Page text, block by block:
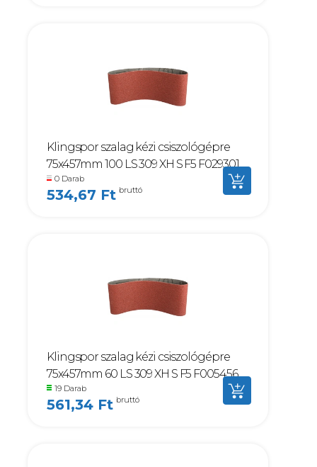
Klingspor szalag kézi csiszológépre
75x457mm 100 LS 309 XH S F5 F029301
0 Darab
534,67 Ft bruttó
Klingspor szalag kézi csiszológépre
75x457mm 60 LS 309 XH S F5 F005456
19 Darab
561,34 Ft bruttó